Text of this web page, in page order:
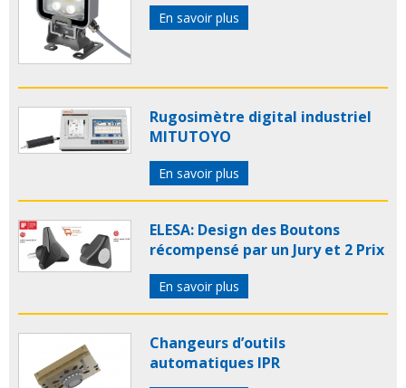
En savoir plus
Rugosimètre digital industriel
MITUTOYO
En savoir plus
ELESA: Design des Boutons
récompensé par un Jury et 2 Prix
En savoir plus
Changeurs d’outils
automatiques IPR